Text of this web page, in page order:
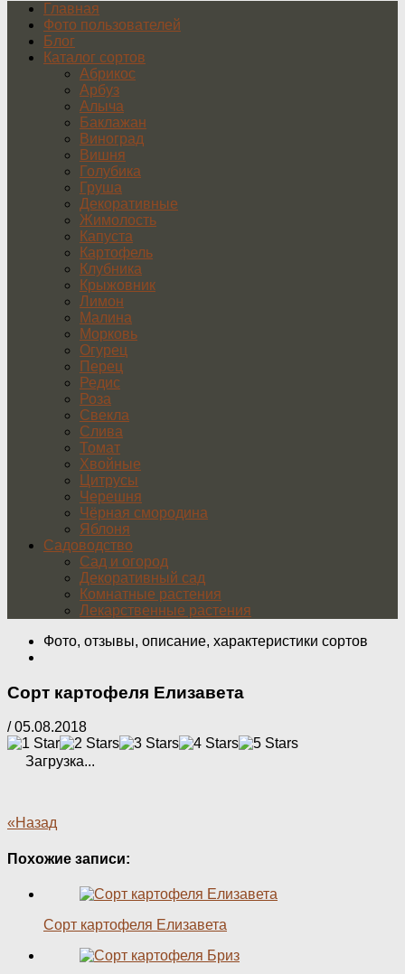
Главная
Фото пользователей
Блог
Каталог сортов
Абрикос
Арбуз
Алыча
Баклажан
Виноград
Вишня
Голубика
Груша
Декоративные
Жимолость
Капуста
Картофель
Клубника
Крыжовник
Лимон
Малина
Морковь
Огурец
Перец
Редис
Роза
Свекла
Слива
Томат
Хвойные
Цитрусы
Черешня
Чёрная смородина
Яблоня
Садоводство
Сад и огород
Декоративный сад
Комнатные растения
Лекарственные растения
Фото, отзывы, описание, характеристики сортов
Сорт картофеля Елизавета
/05.08.2018
Загрузка...
«Назад
Похожие записи:
Сорт картофеля Елизавета